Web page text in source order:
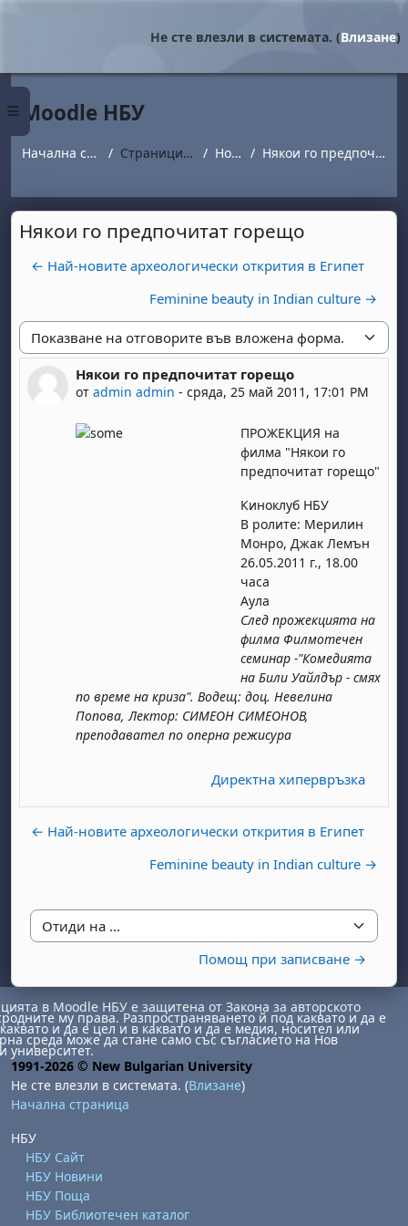
Страничен панел
Не сте влезли в системата. (Влизане)
Moodle НБУ
Начална страница Страници от сайта Новини Някои го предпочитат горещо
Някои го предпочитат горещо
← Най-новите археологически открития в Египет
Feminine beauty in Indian culture →
Начин на показване
Някои го предпочитат горещо
от admin admin - сряда, 25 май 2011, 17:01 PM
Number of replies: 0
ПРОЖЕКЦИЯ на
филма "Някои го
предпочитат горещо"
Киноклуб НБУ
В ролите: Мерилин
Монро, Джак Лемън
26.05.2011 г., 18.00
часа
Аула
След прожекцията на
филма Филмотечен
семинар -"Комедията
на Били Уайлдър - смях
по време на криза". Водещ: доц. Невелина
Попова, Лектор: СИМЕОН СИМЕОНОВ,
преподавател по оперна режисура
Директна хипервръзка
← Най-новите археологически открития в Египет
Feminine beauty in Indian culture →
Отиди на ...
Помощ при записване →
1 август
неделя, 2 август
6 август
август8 август
неделя, 9 август
август
август
15 август
неделя, 16 август
август
август
22 август
неделя, 23 август
август
август
29 август
неделя, 30 август
в Moodle НБУ е защитена от Закона за авторското
му права. Разпространяването й под каквато и да е
и да е цел и в каквато и да е медия, носител или
среда може да стане само със съгласието на Нов
университет.
1991-2026 © New Bulgarian University
Не сте влезли в системата. (Влизане)
Начална страница
НБУ
НБУ Сайт
НБУ Новини
НБУ Поща
НБУ Библиотечен каталог